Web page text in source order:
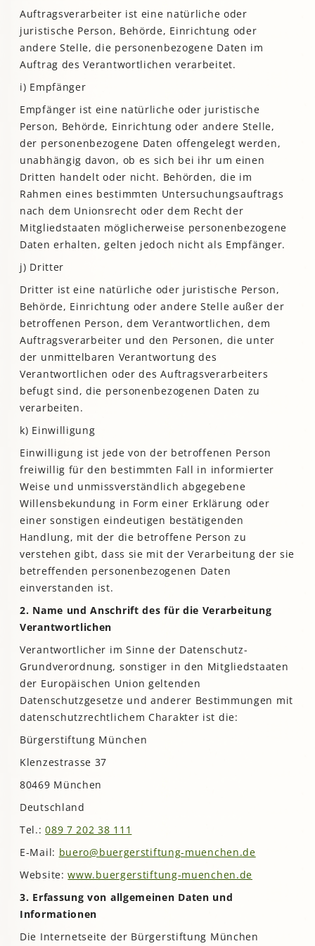
Auftragsverarbeiter ist eine natürliche oder
juristische Person, Behörde, Einrichtung oder
andere Stelle, die personenbezogene Daten im
Auftrag des Verantwortlichen verarbeitet.
i) Empfänger
Empfänger ist eine natürliche oder juristische
Person, Behörde, Einrichtung oder andere Stelle,
der personenbezogene Daten offengelegt werden,
unabhängig davon, ob es sich bei ihr um einen
Dritten handelt oder nicht. Behörden, die im
Rahmen eines bestimmten Untersuchungsauftrags
nach dem Unionsrecht oder dem Recht der
Mitgliedstaaten möglicherweise personenbezogene
Daten erhalten, gelten jedoch nicht als Empfänger.
j) Dritter
Dritter ist eine natürliche oder juristische Person,
Behörde, Einrichtung oder andere Stelle außer der
betroffenen Person, dem Verantwortlichen, dem
Auftragsverarbeiter und den Personen, die unter
der unmittelbaren Verantwortung des
Verantwortlichen oder des Auftragsverarbeiters
befugt sind, die personenbezogenen Daten zu
verarbeiten.
k) Einwilligung
Einwilligung ist jede von der betroffenen Person
freiwillig für den bestimmten Fall in informierter
Weise und unmissverständlich abgegebene
Willensbekundung in Form einer Erklärung oder
einer sonstigen eindeutigen bestätigenden
Handlung, mit der die betroffene Person zu
verstehen gibt, dass sie mit der Verarbeitung der sie
betreffenden personenbezogenen Daten
einverstanden ist.
2. Name und Anschrift des für die Verarbeitung
Verantwortlichen
Verantwortlicher im Sinne der Datenschutz-
Grundverordnung, sonstiger in den Mitgliedstaaten
der Europäischen Union geltenden
Datenschutzgesetze und anderer Bestimmungen mit
datenschutzrechtlichem Charakter ist die:
Bürgerstiftung München
Klenzestrasse 37
80469 München
Deutschland
Tel.:089 7 202 38 111
E-Mail: buero@buergerstiftung-muenchen.de
Website:www.buergerstiftung-muenchen.de
3. Erfassung von allgemeinen Daten und
Informationen
Die Internetseite der Bürgerstiftung München